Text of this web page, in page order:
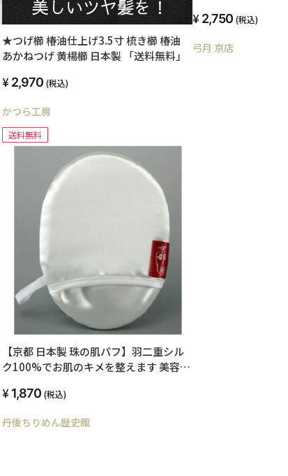
★つげ櫛 椿油仕上げ3.5寸 梳き櫛 椿油
あかねつげ 黄楊櫛 日本製 「送料無料」
2,970 (税込)
かつら工房
送料無料
2,750 (税込)
弓月 京店
【京都 日本製 珠の肌パフ】羽二重シル
ク100%でお肌のキメを整えます 美容パ
フ 約12cm×9cm
1,870 (税込)
丹後ちりめん歴史館